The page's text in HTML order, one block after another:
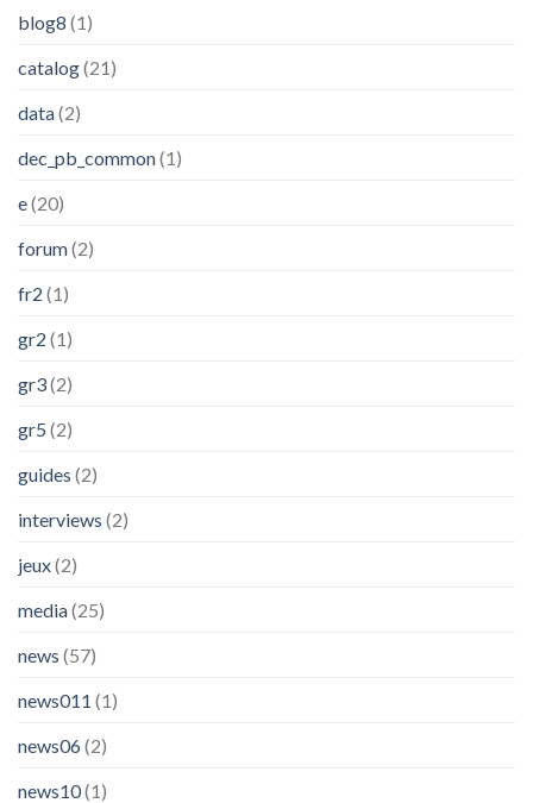
blog8 (1)
catalog(21)
data(2)
dec_pb_common(1)
e(20)
forum(2)
fr2 (1)
gr2 (1)
gr3(2)
gr5 (2)
guides (2)
interviews (2)
jeux(2)
media(25)
news (57)
news011 (1)
news06(2)
news10(1)